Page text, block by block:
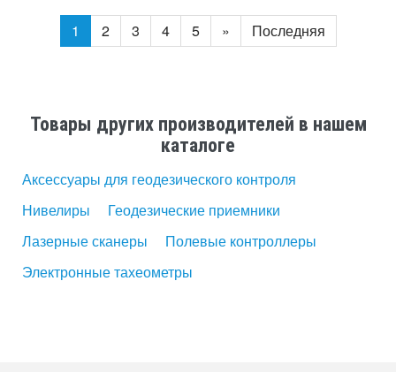
1 2 3 4 5 » Последняя
Товары других производителей в нашем
каталоге
Аксессуары для геодезического контроля
Нивелиры
Геодезические приемники
Лазерные сканеры
Полевые контроллеры
Электронные тахеометры